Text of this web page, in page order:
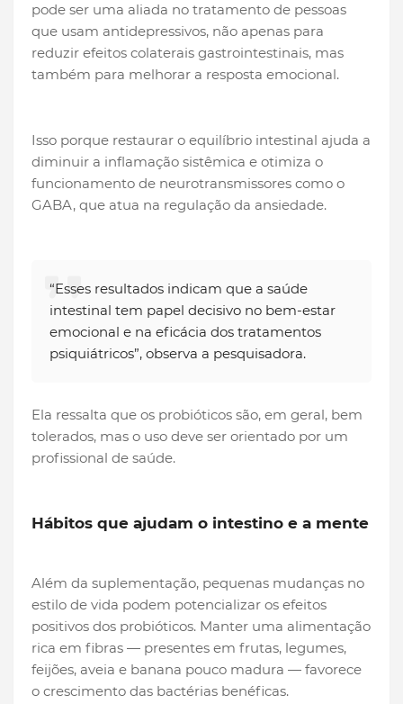
pode ser uma aliada no tratamento de pessoas
que usam antidepressivos, não apenas para
reduzir efeitos colaterais gastrointestinais, mas
também para melhorar a resposta emocional.
Isso porque restaurar o equilíbrio intestinal ajuda a
diminuir a inflamação sistêmica e otimiza o
funcionamento de neurotransmissores como o
GABA, que atua na regulação da ansiedade.
“Esses resultados indicam que a saúde
intestinal tem papel decisivo no bem-estar
emocional e na eficácia dos tratamentos
psiquiátricos”, observa a pesquisadora.
Ela ressalta que os probióticos são, em geral, bem
tolerados, mas o uso deve ser orientado por um
profissional de saúde.
Hábitos que ajudam o intestino e a mente
Além da suplementação, pequenas mudanças no
estilo de vida podem potencializar os efeitos
positivos dos probióticos. Manter uma alimentação
rica em fibras — presentes em frutas, legumes,
feijões, aveia e banana pouco madura — favorece
o crescimento das bactérias benéficas.